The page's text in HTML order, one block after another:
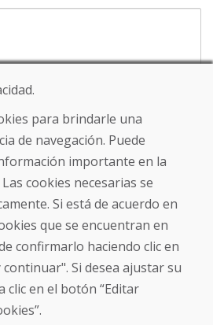
para brindarle una
de navegación. Puede
importante en la
cookies necesarias se
Si está de acuerdo en
que se encuentran en
confirmarlo haciendo clic en
Si desea ajustar su
clic en el botón “Editar